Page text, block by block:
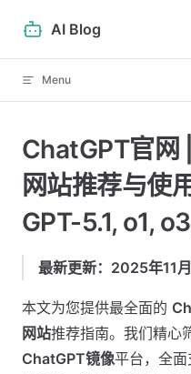
Skip to content
AI Blog
Menu
ChatGPT官网
网站推荐与使
GPT-5.1, o1,
最新更新：2025年11
本文为您提供最全面的
网站推荐指南。我们精心
ChatGPT镜像平台，全面